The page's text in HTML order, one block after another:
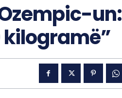
un: